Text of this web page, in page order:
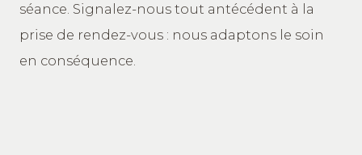
séance. Signalez-nous tout antécédent à la
prise de rendez-vous : nous adaptons le soin
en conséquence.